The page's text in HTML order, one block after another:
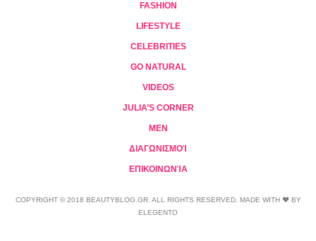
FASHION
LIFESTYLE
CELEBRITIES
GO NATURAL
VIDEOS
JULIA’S CORNER
MEN
ΔΙΑΓΩΝΙΣΜΟΊ
ΕΠΙΚΟΙΝΩΝΊΑ
COPYRIGHT © 2018 BEAUTYBLOG.GR. ALL RIGHTS RESERVED. MADE WITH ❤ BY
ELEGENTO